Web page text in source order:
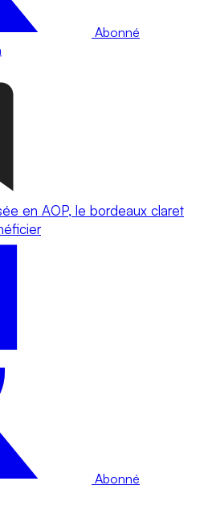
Abonné
en AOP, le bordeaux claret
Abonné